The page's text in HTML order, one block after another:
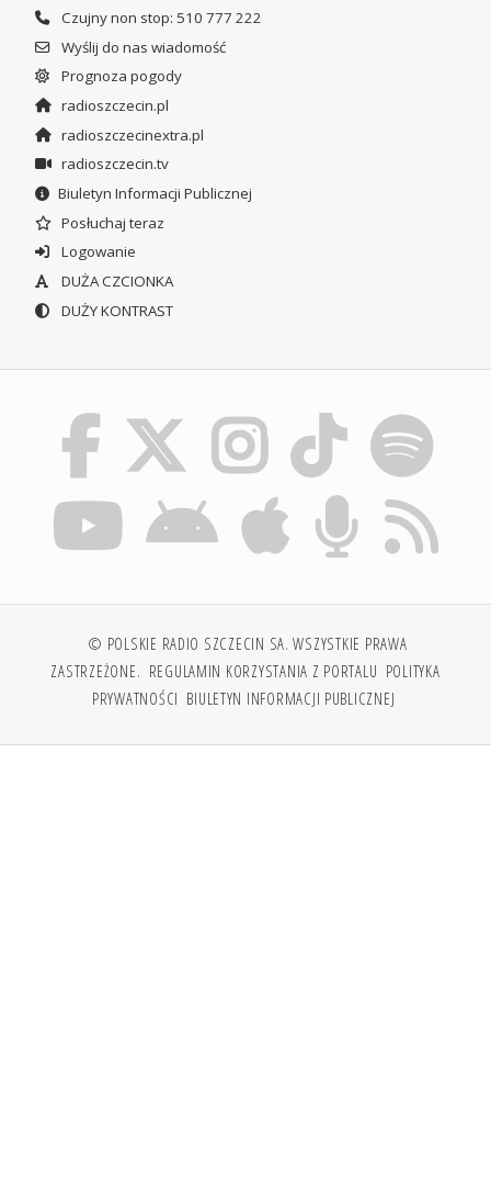
Czujny non stop: 510 777 222
Wyślij do nas wiadomość
Prognoza pogody
radioszczecin.pl
radioszczecinextra.pl
radioszczecin.tv
Biuletyn Informacji Publicznej
Posłuchaj teraz
Logowanie
DUŻA CZCIONKA
DUŻY KONTRAST
© POLSKIE RADIO SZCZECIN SA. WSZYSTKIE PRAWA
ZASTRZEŻONE. REGULAMIN KORZYSTANIA Z PORTALU POLITYKA
PRYWATNOŚCI BIULETYN INFORMACJI PUBLICZNEJ